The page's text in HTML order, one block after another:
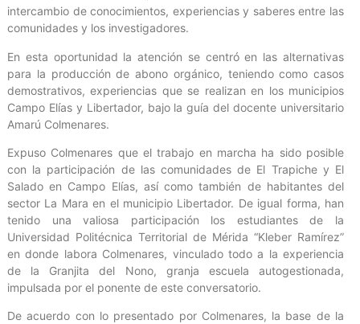
intercambio de conocimientos, experiencias y saberes entre las
comunidades y los investigadores.
En esta oportunidad la atención se centró en las alternativas
para la producción de abono orgánico, teniendo como casos
demostrativos, experiencias que se realizan en los municipios
Campo Elías y Libertador, bajo la guía del docente universitario
Amarú Colmenares.
Expuso Colmenares que el trabajo en marcha ha sido posible
con la participación de las comunidades de El Trapiche y El
Salado en Campo Elías, así como también de habitantes del
sector La Mara en el municipio Libertador. De igual forma, han
tenido una valiosa participación los estudiantes de la
Universidad Politécnica Territorial de Mérida “Kleber Ramírez”
en donde labora Colmenares, vinculado todo a la experiencia
de la Granjita del Nono, granja escuela autogestionada,
impulsada por el ponente de este conversatorio.
De acuerdo con lo presentado por Colmenares, la base de la